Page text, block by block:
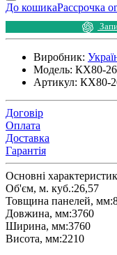
До кошикаРассрочка
Виробник:
Модель: КХ80-
Артикул: КХ80-
Договір
Оплата
Доставка
Гарантія
Основні
Об'єм, м. куб.:26,57
Товщина панелей, мм:
Довжина, мм:3760
Ширина, мм:3760
Висота, мм:2210